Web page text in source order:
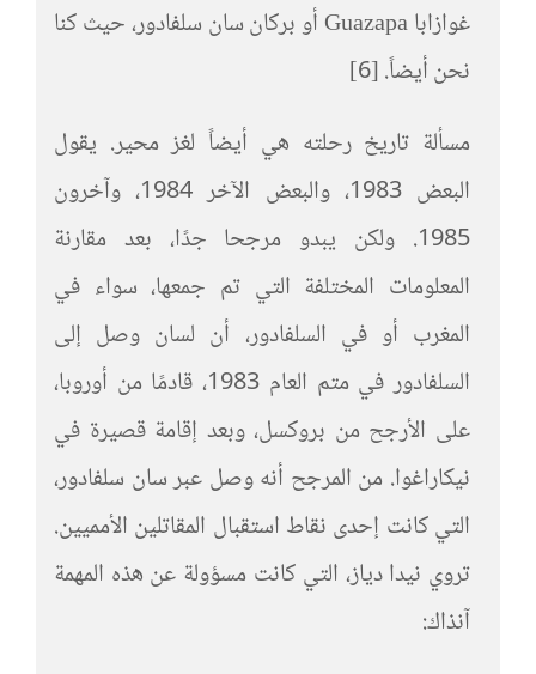
غوازابا Guazapa أو بركان سان سلفادور، حيث كنا
نحن أيضاً. [6]
مسألة تاريخ رحلته هي أيضاً لغز محير. يقول
البعض 1983، والبعض الآخر 1984، وآخرون
1985. ولكن يبدو مرجحا جدًا، بعد مقارنة
المعلومات المختلفة التي تم جمعها، سواء في
المغرب أو في السلفادور، أن لسان وصل إلى
السلفادور في متم العام 1983، قادمًا من أوروبا،
على الأرجح من بروكسل، وبعد إقامة قصيرة في
نيكاراغوا. من المرجح أنه وصل عبر سان سلفادور،
التي كانت إحدى نقاط استقبال المقاتلين الأمميين.
تروي نيدا دياز، التي كانت مسؤولة عن هذه المهمة
آنذاك: